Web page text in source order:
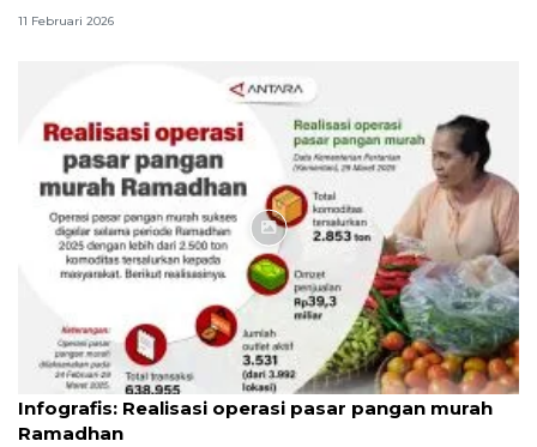
11 Februari 2026
Infografik
Infografis: Realisasi operasi pasar pangan murah
Ramadhan